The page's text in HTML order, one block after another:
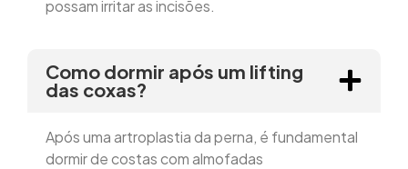
possam irritar as incisões.
Como dormir após um lifting
das coxas?
Após uma artroplastia da perna, é fundamental
dormir de costas com almofadas